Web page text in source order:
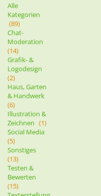
Alle
Kategorien
(89)
Chat-
Moderation
(14)
Grafik- &
Logodesign
(2)
Haus, Garten
& Handwerk
(6)
Illustration &
Zeichnen (1)
Social Media
(5)
Sonstiges
(13)
Testen &
Bewerten
(15)